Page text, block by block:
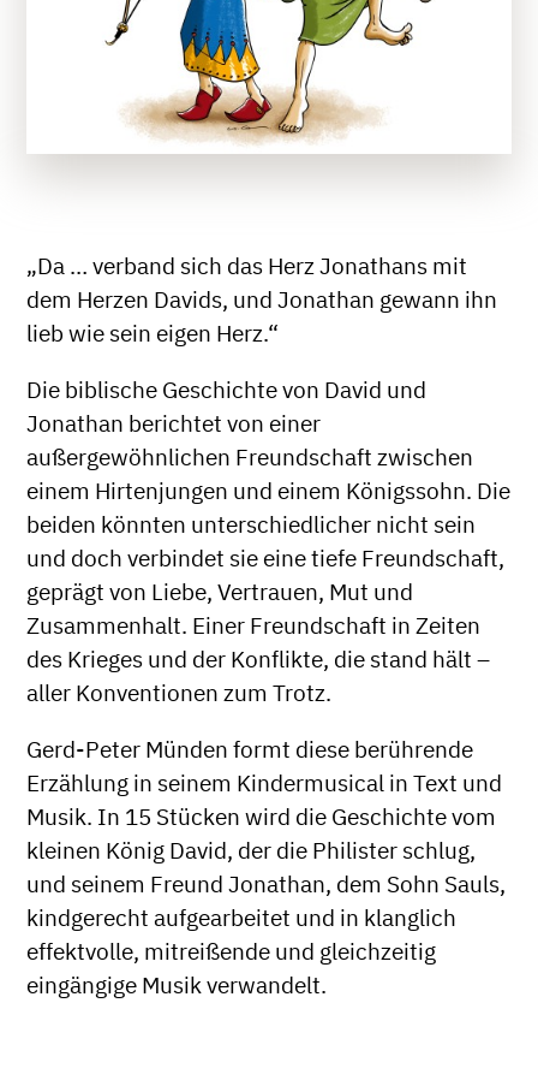
„Da … verband sich das Herz Jonathans mit
dem Herzen Davids, und Jonathan gewann ihn
lieb wie sein eigen Herz.“
Die biblische Geschichte von David und
Jonathan berichtet von einer
außergewöhnlichen Freundschaft zwischen
einem Hirtenjungen und einem Königssohn. Die
beiden könnten unterschiedlicher nicht sein
und doch verbindet sie eine tiefe Freundschaft,
geprägt von Liebe, Vertrauen, Mut und
Zusammenhalt. Einer Freundschaft in Zeiten
des Krieges und der Konflikte, die stand hält –
aller Konventionen zum Trotz.
Gerd-Peter Münden formt diese berührende
Erzählung in seinem Kindermusical in Text und
Musik. In 15 Stücken wird die Geschichte vom
kleinen König David, der die Philister schlug,
und seinem Freund Jonathan, dem Sohn Sauls,
kindgerecht aufgearbeitet und in klanglich
effektvolle, mitreißende und gleichzeitig
eingängige Musik verwandelt.